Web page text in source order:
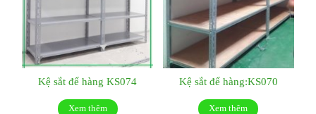
Kệ sắt để hàng KS074
Xem thêm
Kệ sắt để hàng:KS070
Xem thêm